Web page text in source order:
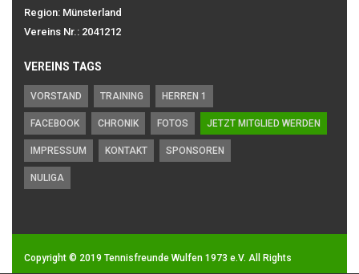
Region: Münsterland
Vereins Nr.: 2041212
VEREINS TAGS
VORSTAND TRAINING HERREN 1
FACEBOOK CHRONIK FOTOS JETZT MITGLIED WERDEN
IMPRESSUM KONTAKT SPONSOREN
NULIGA
Copyright © 2019 Tennisfreunde Wulfen 1973 e.V. All Rights